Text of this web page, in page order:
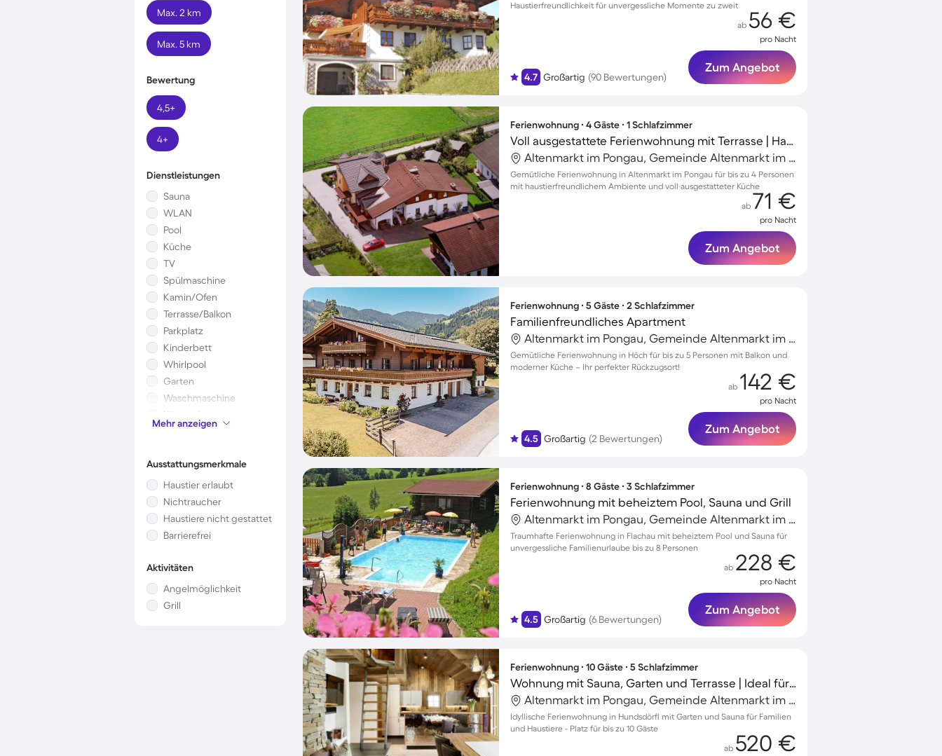
Max. 2 km
Max. 5 km
Bewertung
4,5+
4+
Dienstleistungen
Sauna
WLAN
Pool
Küche
TV
Spülmaschine
Kamin/Ofen
Terrasse/Balkon
Parkplatz
Kinderbett
Whirlpool
Garten
Waschmaschine
Klimaanlage
Mikrowelle
Mehr anzeigen
Ausstattungsmerkmale
Haustier erlaubt
Nichtraucher
Haustiere nicht gestattet
Barrierefrei
Aktivitäten
Angelmöglichkeit
Grill
Haustierfreundlichkeit für unvergessliche Momente zu zweit
4.7 Großartig (90 Bewertungen)
ab 56 €
pro Nacht
Zum Angebot
Ferienwohnung ∙ 4 Gäste ∙ 1 Schlafzimmer
Voll ausgestattete Ferienwohnung mit Terrasse | Haustiere sind willkommen
Altenmarkt im Pongau, Gemeinde Altenmarkt im Pongau, Österreich
Gemütliche Ferienwohnung in Altenmarkt im Pongau für bis zu 4 Personen
mit haustierfreundlichem Ambiente und voll ausgestatteter Küche
ab 71 €
pro Nacht
Zum Angebot
Ferienwohnung ∙ 5 Gäste ∙ 2 Schlafzimmer
Familienfreundliches Apartment
Altenmarkt im Pongau, Gemeinde Altenmarkt im Pongau, Österreich
Gemütliche Ferienwohnung in Höch für bis zu 5 Personen mit Balkon und
moderner Küche – Ihr perfekter Rückzugsort!
4.5 Großartig (2 Bewertungen)
ab 142 €
pro Nacht
Zum Angebot
Ferienwohnung ∙ 8 Gäste ∙ 3 Schlafzimmer
Ferienwohnung mit beheiztem Pool, Sauna und Grill
Altenmarkt im Pongau, Gemeinde Altenmarkt im Pongau, Österreich
Traumhafte Ferienwohnung in Flachau mit beheiztem Pool und Sauna für
unvergessliche Familienurlaube bis zu 8 Personen
4.5 Großartig (6 Bewertungen)
ab 228 €
pro Nacht
Zum Angebot
Ferienwohnung ∙ 10 Gäste ∙ 5 Schlafzimmer
Wohnung mit Sauna, Garten und Terrasse | Ideal für Homeoffice
Altenmarkt im Pongau, Gemeinde Altenmarkt im Pongau, Österreich
Idyllische Ferienwohnung in Hundsdörfl mit Garten und Sauna für Familien
und Haustiere - Platz für bis zu 10 Gäste
ab 520 €